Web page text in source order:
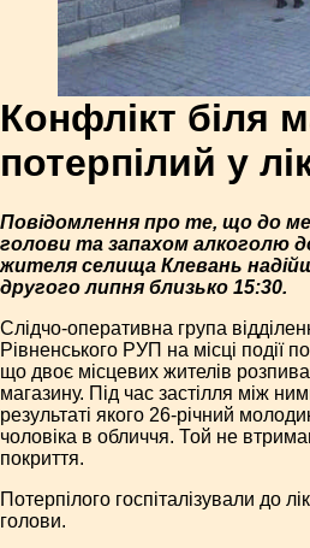
Конфлікт біля
потерпілий у
Повідомлення про те, що до
голови та запахом алкоголю
жителя селища Клевань
другого липня близько 15:30.
Слідчо-оперативна група
Рівненського РУП на місці події
що двоє місцевих жителів
магазину. Під час застілля між
результаті якого 26-річний
чоловіка в обличчя. Той не
покриття.
Потерпілого госпіталізували до
голови.